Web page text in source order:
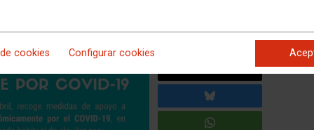
cookies Configurar cookies